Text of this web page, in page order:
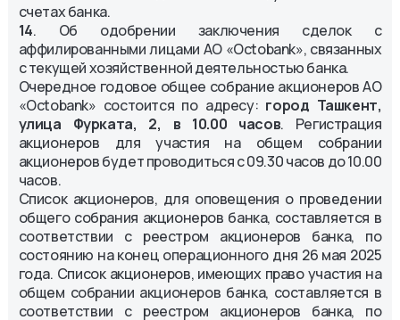
счетах банка.
14. Об одобрении заключения сделок с
аффилированными лицами АО «Octobank», связанных
с текущей хозяйственной деятельностью банка.
Очередное годовое общее собрание акционеров АО
«Octobank» состоится по адресу: город Ташкент,
улица Фурката, 2,
в 10.00 часов. Регистрация
акционеров для участия на общем собрании
акционеров будет проводиться с 09.30 часов до 10.00
часов.
Список акционеров, для оповещения о проведении
общего собрания акционеров банка, составляется в
соответствии с реестром акционеров банка, по
состоянию на конец операционного дня 26 мая 2025
года. Список акционеров, имеющих право участия на
общем собрании акционеров банка, составляется в
соответствии с реестром акционеров банка, по